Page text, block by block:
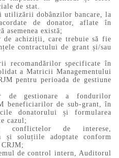
de stat.
utilizării dobânzilor bancare, la
de donator, aflate în
asemenea există;
de achiziții, care trebuie să fie
contractului de grant și/sau
recomandărilor specificate în
a Matricii Managementului
pentru perioada de gestiune
de gestionare a fondurilor
beneficiarilor de sub-grant, în
donatorului și formularea
cazul;
conflictelor de interese,
și soluțiile adoptate conform
de control intern, Auditorul